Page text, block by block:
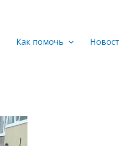
Как помочь